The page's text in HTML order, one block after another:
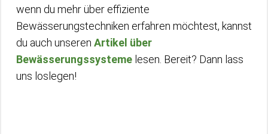
wenn du mehr über effiziente
Bewässerungstechniken erfahren möchtest, kannst
du auch unseren Artikel über
Bewässerungssysteme lesen. Bereit? Dann lass
uns loslegen!